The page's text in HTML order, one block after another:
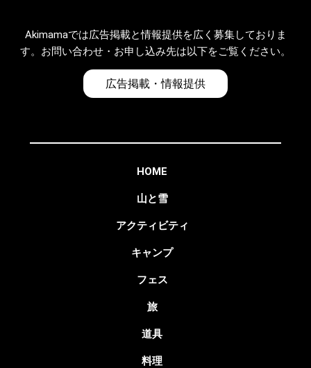
Akimamaでは広告掲載と情報提供を広く募集しておりま
す。お問い合わせ・お申し込み先は以下をご覧ください。
広告掲載・情報提供
HOME
山と雪
アクティビティ
キャンプ
フェス
旅
道具
料理